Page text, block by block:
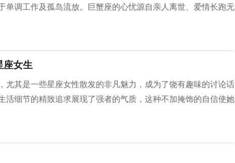
单调工作及孤岛流放。巨蟹座的心忧源自亲人离世、爱情长跑无
座女生
尤其是一些星座女性散发的非凡魅力，成为了饶有趣味的讨论话
活细节的精致追求展现了强者的气质，这种不加掩饰的自信使她